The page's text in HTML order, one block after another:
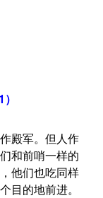
殿军。但人作
和前哨一样的
他们也吃同样
目的地前进。